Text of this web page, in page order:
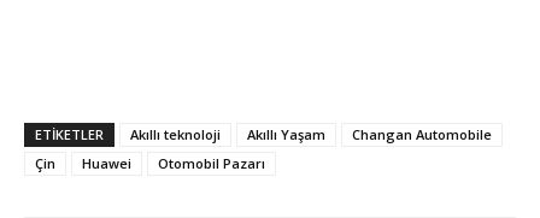
ETIKETLER Akıllı teknoloji Akıllı Yaşam
Changan Automobile
Çin
Huawei Otomobil Pazarı